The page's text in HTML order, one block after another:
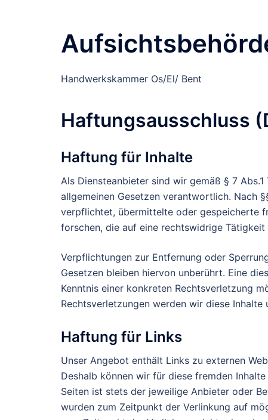
Handwerkskammer Os/El/ Bent
Haftungsausschluss
Haftung für Inhalte
Als Diensteanbieter sind wir gemäß § 7
allgemeinen Gesetzen verantwortlich. Nach
verpflichtet, übermittelte oder gespeicherte
forschen, die auf eine rechtswidrige Tätigkeit
Verpflichtungen zur Entfernung oder
Gesetzen bleiben hiervon unberührt. Eine
Kenntnis einer konkreten Rechtsverletzung
Rechtsverletzungen werden wir diese Inhalte
Haftung für Links
Unser Angebot enthält Links zu externen
Deshalb können wir für diese fremden
Seiten ist stets der jeweilige Anbieter oder
wurden zum Zeitpunkt der Verlinkung auf